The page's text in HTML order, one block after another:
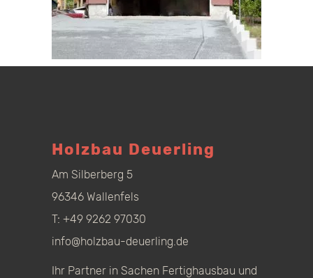
Holzbau Deuerling
Am Silberberg 5
96346 Wallenfels
T: +49 9262 97030
info@holzbau-deuerling.de
Ihr Partner in Sachen Fertighausbau und